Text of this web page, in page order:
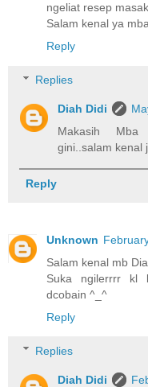
ngeliat resep
Salam kenal ya
Reply
Replies
Diah Didi
Makasih Mba
gini..salam kenal
Reply
Unknown
Salam kenal mb
Suka ngilerrrr kl
dcobain ^_^
Reply
Replies
Diah Didi